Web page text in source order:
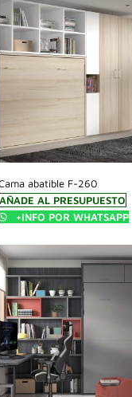
abatible F-260
AÑADE AL PRESUPUESTO
+INFO POR WHATSAPP